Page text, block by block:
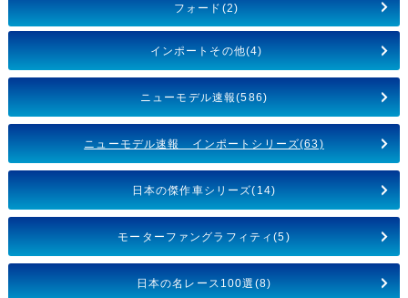
フォード(2)
インポートその他(4)
ニューモデル速報(586)
ニューモデル速報 インポートシリーズ(63)
日本の傑作車シリーズ(14)
モーターファングラフィティ(5)
日本の名レース100選(8)